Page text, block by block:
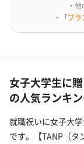
・
・「ブラ
女子大学生に
の人気ランキ
就職祝いに女子大
です。【TANP（タ